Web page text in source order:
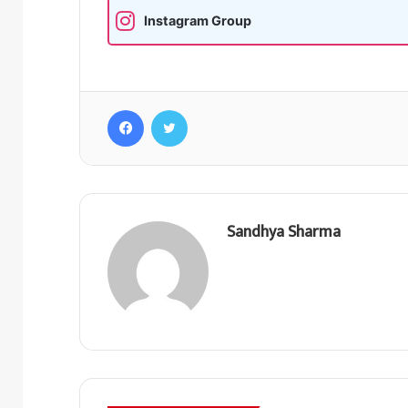
Instagram Group
Facebook
Sandhya Sharma